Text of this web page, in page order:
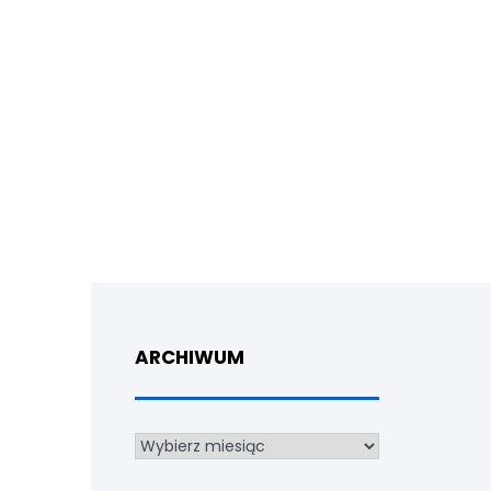
ARCHIWUM
Archiwum